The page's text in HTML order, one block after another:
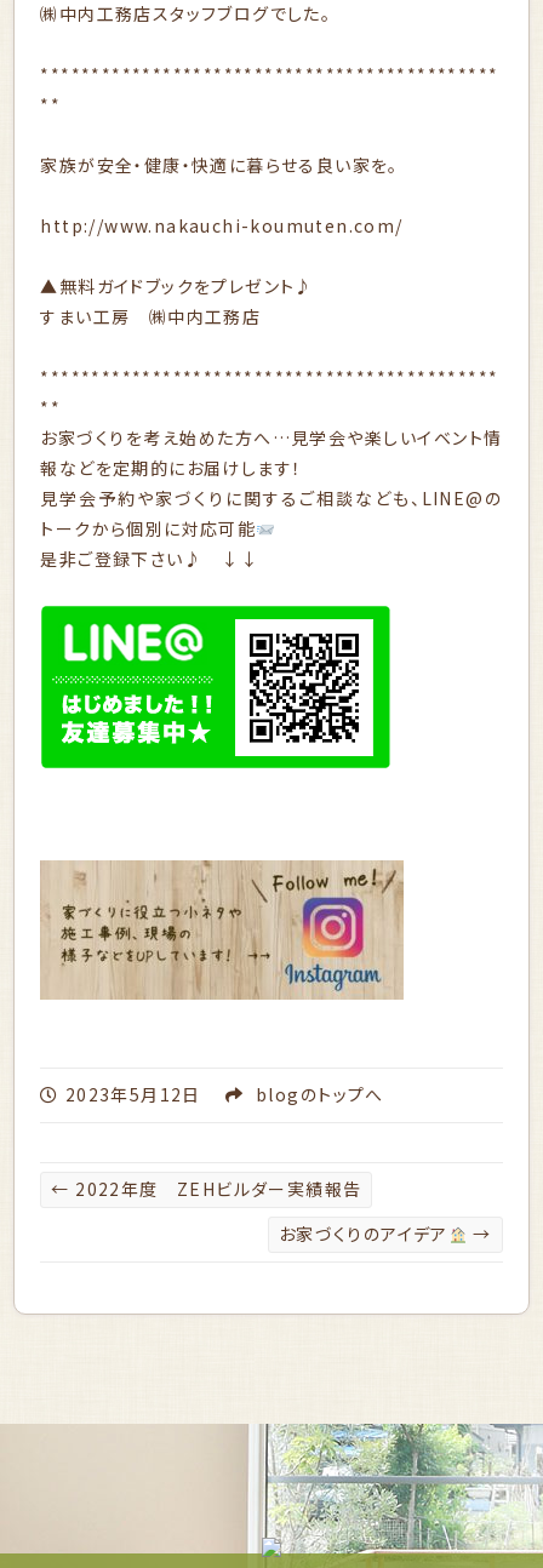
㈱中内工務店スタッフブログでした。
*********************************************
**
家族が安全・健康・快適に暮らせる良い家を。
http://www.nakauchi-koumuten.com/
▲無料ガイドブックをプレゼント♪
すまい工房 ㈱中内工務店
*********************************************
**
お家づくりを考え始めた方へ…見学会や楽しいイベント情
報などを定期的にお届けします！
見学会予約や家づくりに関するご相談なども、LINE@の
トークから個別に対応可能
是非ご登録下さい♪ ↓↓
2023年5月12日 blog のトップへ
← 2022年度 ZEHビルダー実績報告
お家づくりのアイデア
→